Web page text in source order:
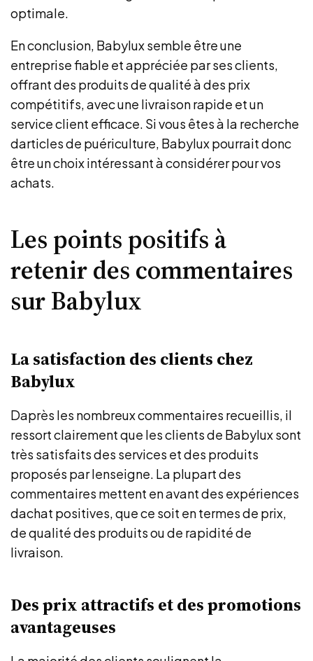
optimale.
En conclusion, Babylux semble être une
entreprise fiable et appréciée par ses clients,
offrant des produits de qualité à des prix
compétitifs, avec une livraison rapide et un
service client efficace. Si vous êtes à la recherche
darticles de puériculture, Babylux pourrait donc
être un choix intéressant à considérer pour vos
achats.
Les points positifs à
retenir des commentaires
sur Babylux
La satisfaction des clients chez
Babylux
Daprès les nombreux commentaires recueillis, il
ressort clairement que les clients de Babylux sont
très satisfaits des services et des produits
proposés par lenseigne. La plupart des
commentaires mettent en avant des expériences
dachat positives, que ce soit en termes de prix,
de qualité des produits ou de rapidité de
livraison.
Des prix attractifs et des promotions
avantageuses